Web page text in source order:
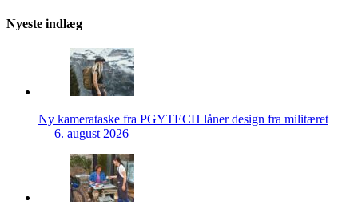
Nyeste indlæg
Ny kamerataske fra PGYTECH låner design fra militæret
6. august 2026